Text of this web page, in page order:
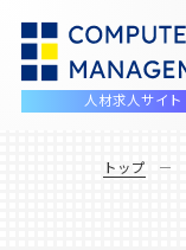
人材求人サイト
トップ